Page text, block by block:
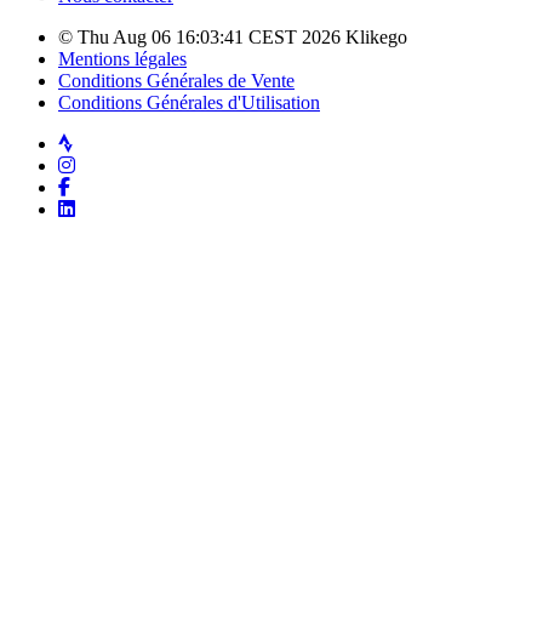
© Thu Aug 06 16:03:41 CEST 2026 Klikego
Mentions légales
Conditions Générales de Vente
Conditions Générales d'Utilisation
Strava
Instagram
Facebook
LinkedIn